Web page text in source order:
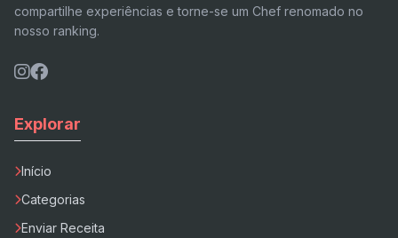
compartilhe experiências e torne-se um Chef renomado no
nosso ranking.
Explorar
Início
Categorias
Enviar Receita